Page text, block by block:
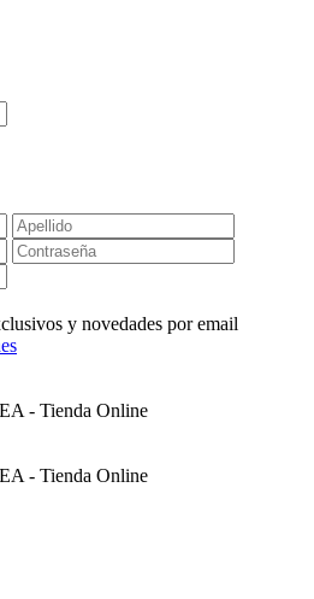
y novedades por email